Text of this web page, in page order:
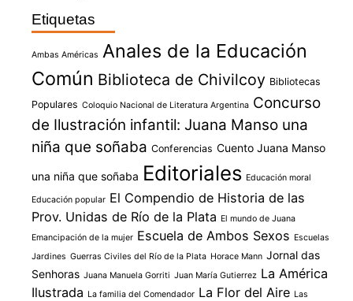
Etiquetas
Ambas Américas Anales de la Educación
Común Biblioteca de Chivilcoy Bibliotecas
Populares Coloquio Nacional de Literatura Argentina Concurso
de Ilustración infantil: Juana Manso una
niña que soñaba Conferencias Cuento Juana Manso
una niña que soñaba Editoriales Educación moral
Educación popular El Compendio de Historia de las
Prov. Unidas de Río de la Plata El mundo de Juana
Emancipación de la mujer Escuela de Ambos Sexos Escuelas
Jardines Guerras Civiles del Río de la Plata Horace Mann Jornal das
Senhoras Juana Manuela Gorriti Juan María Gutierrez La América
Ilustrada La familia del Comendador La Flor del Aire Las